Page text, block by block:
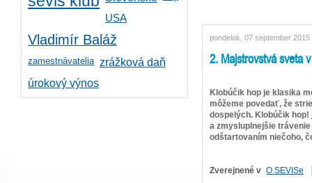
USA
Vladimír Baláž
zamestnávatelia zrážková daň
úrokový výnos
pondelok, 07 september 2015
2. Majstrovstvá sveta
Klobúčik hop je klasika
môžeme povedať, že
dospelých. Klobúčik hop!
a zmysluplnejšie
odštartovaním niečoho,
Zverejnené v O SEVISe